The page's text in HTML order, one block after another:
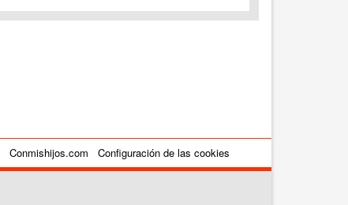
Conmishijos.com Configuración de las cookies